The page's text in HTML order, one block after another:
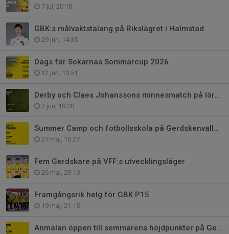
7 jul, 20:10
GBK:s målvaktstalang på Rikslägret i Halmstad
29 jun, 14:35
Dags för Sokarnas Sommarcup 2026
12 jun, 10:51
Derby och Claes Johanssons minnesmatch på lördag
2 jun, 19:20
Summer Camp och fotbollsskola på Gerdskenvallen i sommar
27 maj, 16:27
Fem Gerdskare på VFF:s utvecklingsläger
26 maj, 23:10
Framgångsrik helg för GBK P15
19 maj, 21:15
Anmälan öppen till sommarens höjdpunkter på Gerdskenvallen